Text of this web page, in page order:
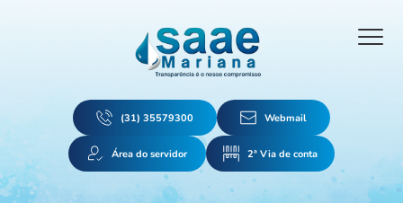
(31) 35579300 Webmail
Área do servidor 2ª Via de conta